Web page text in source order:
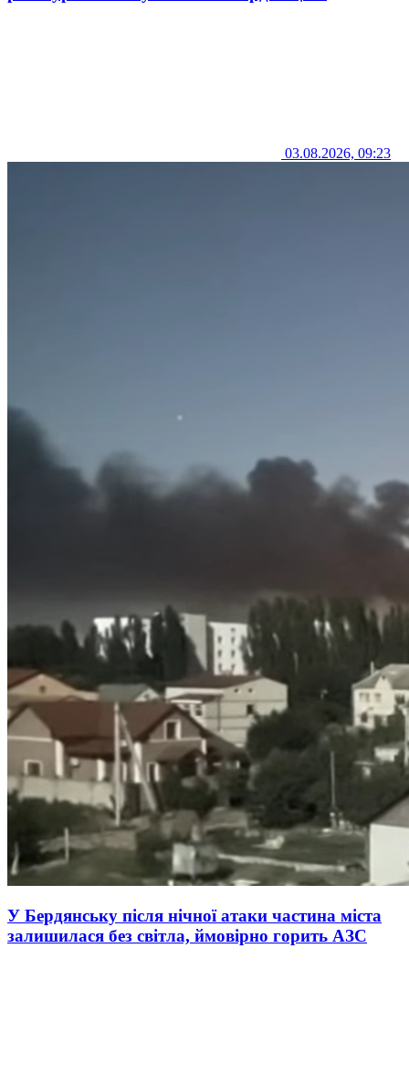
03.08.2026, 09:23
У Бердянську після нічної атаки частина міста
залишилася без світла, ймовірно горить АЗС